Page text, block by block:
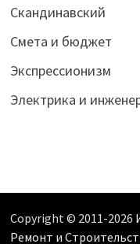
Скандинавский
Смета и бюджет
Экспрессионизм
Электрика и
Copyright © 2011-2026
Ремонт и